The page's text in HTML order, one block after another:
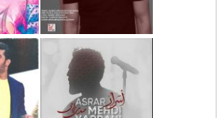
دانلود آهنگ جدید رضا
بهرام بنام نگار